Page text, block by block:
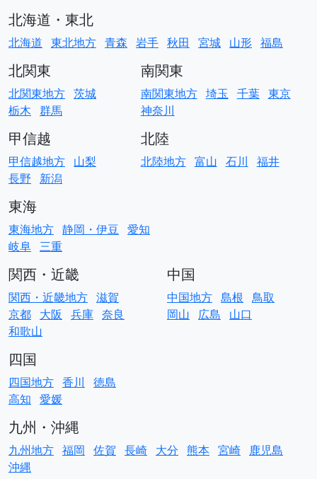
北海道・東北
北海道 東北地方 青森 岩手 秋田 宮城 山形 福島
北関東
北関東地方 茨城
栃木 群馬
南関東
南関東地方 埼玉 千葉 東京
神奈川
甲信越
甲信越地方 山梨
長野
新潟
北陸
北陸地方 富山 石川 福井
東海
東海地方 静岡・伊豆 愛知
岐阜 三重
関西・近畿
関西・近畿地方 滋賀
京都 大阪 兵庫 奈良
和歌山
中国
中国地方 島根 鳥取
岡山
広島 山口
四国
四国地方 香川
徳島
高知 愛媛
九州・沖縄
九州地方 福岡 佐賀 長崎 大分 熊本 宮崎
鹿児島
沖縄